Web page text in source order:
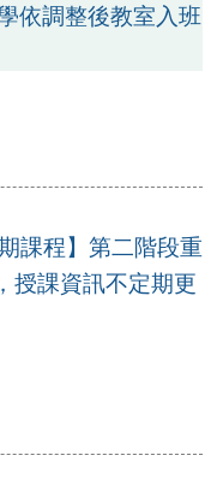
依調整後教室入班
課程】第二階段重
授課資訊不定期更